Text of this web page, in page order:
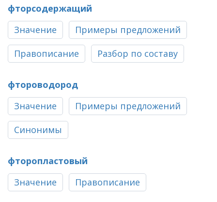
фторсодержащий
Значение
Примеры предложений
Правописание Разбор по составу
фтороводород
Значение
Примеры предложений
Синонимы
фторопластовый
Значение
Правописание